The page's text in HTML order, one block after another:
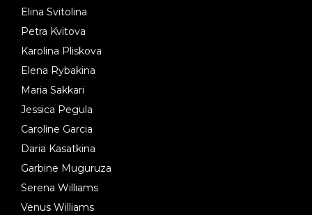
Elina Svitolina
Petra Kvitova
Karolina Pliskova
Elena Rybakina
Maria Sakkari
Jessica Pegula
Caroline Garcia
Daria Kasatkina
Garbine Muguruza
Serena Williams
Venus Williams